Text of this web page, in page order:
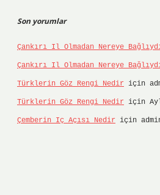
Son yorumlar
Çankırı Il Olmadan Nereye
Çankırı Il Olmadan Nereye
Türklerin Göz Rengi Nedir için
Türklerin Göz Rengi Nedir için
Çemberin Iç Açısı Nedir için